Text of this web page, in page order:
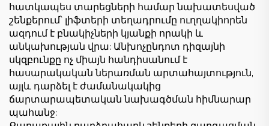
հատկապես տարեցների համար նախատեսված
շենքերում՝ լիֆտերի տեղադրումը ուղղակիորեն
ազդում է բնակիչների կյանքի որակի և
անկախության վրա: Անխոչընդոտ դիզայնի
սկզբունքը ոչ միայն հանդիսանում է
հասարակական ներառման արտահայտություն,
այլև դարձել է ժամանակակից
ճարտարապետական նախագծման հիմնարար
պահանջ: